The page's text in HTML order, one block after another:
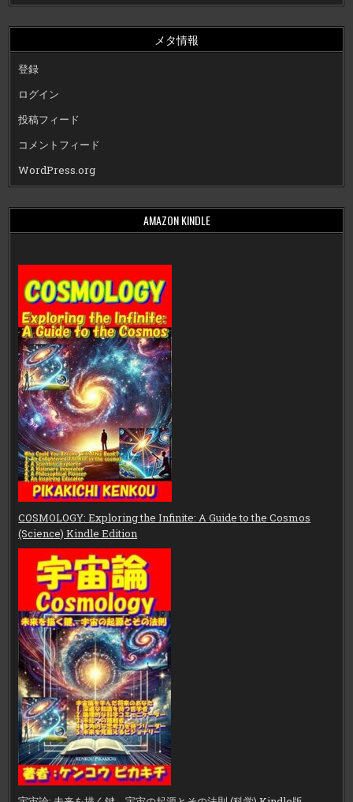
メタ情報
登録
ログイン
投稿フィード
コメントフィード
WordPress.org
AMAZON KINDLE
COSMOLOGY: Exploring the Infinite: A Guide to the Cosmos
(Science) Kindle Edition